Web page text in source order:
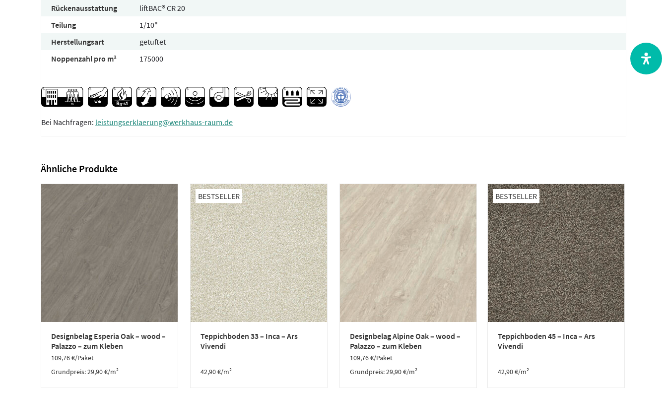
Rückenausstattung
liftBAC® CR 20
Teilung
1/10"
Herstellungsart
getuftet
Noppenzahl pro m²
175000
Bei Nachfragen: leistungserklaerung@werkhaus-raum.de
Ähnliche Produkte
Designbelag Esperia Oak – wood –
Palazzo – zum Kleben
109,76€/Paket
Grundpreis:29,90€/m²
BESTSELLER
Teppichboden 33 – Inca – Ars
Vivendi
42,90€/m²
Designbelag Alpine Oak – wood –
Palazzo – zum Kleben
109,76€/Paket
Grundpreis:29,90€/m²
BESTSELLER
Teppichboden 45 – Inca – Ars
Vivendi
42,90€/m²